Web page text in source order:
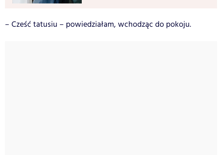
– Cześć tatusiu – powiedziałam, wchodząc do pokoju.